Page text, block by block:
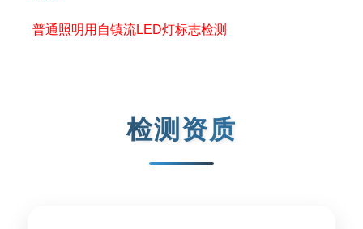
普通照明用自镇流LED灯标志检测
检测资质